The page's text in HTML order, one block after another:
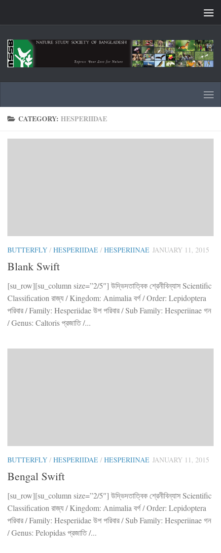
CATEGORY: HESPERIIDAE
BUTTERFLY / HESPERIIDAE / HESPERIINAE JANUARY 11, 2015
Blank Swift
[su_row][su_column size=”2/5″] উদ্ভিদতাত্বিক শ্রেনীবিন্যাস Scientific
Classification রাজ্য / Kingdom: Animalia বর্গ / Order: Lepidoptera
পরিবার / Family: Hesperiidae উপ পরিবার / Sub Family: Hesperiinae গন
/ Genus: Caltoris প্রজাতি /...
BUTTERFLY / HESPERIIDAE / HESPERIINAE JANUARY 11, 2015
Bengal Swift
[su_row][su_column size=”2/5″] উদ্ভিদতাত্বিক শ্রেনীবিন্যাস Scientific
Classification রাজ্য / Kingdom: Animalia বর্গ / Order: Lepidoptera
পরিবার / Family: Hesperiidae উপ পরিবার / Sub Family: Hesperiinae গন
/ Genus: Pelopidas প্রজাতি /...